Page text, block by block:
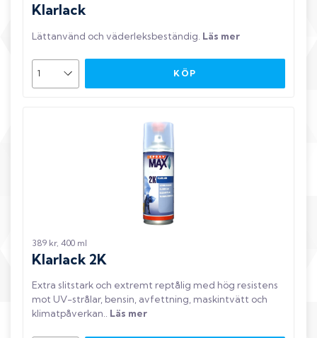
Klarlack
Lättanvänd och väderleksbeständig Läs mer
KÖP
389 kr, 400 ml
Klarlack 2K
Extra slitstark och extremt reptålig med hög resistens
mot UV-strålar, bensin, avfettning, maskintvätt och
klimatpåverkan.. Läs mer